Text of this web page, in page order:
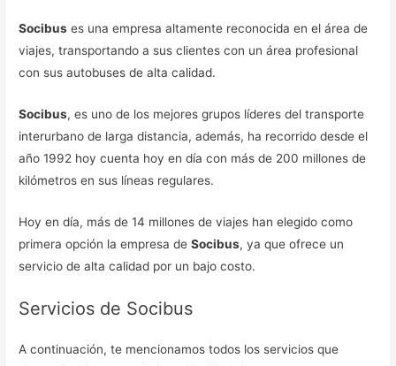
Socibus es una empresa altamente reconocida en el área de
viajes, transportando a sus clientes con un área profesional
con sus autobuses de alta calidad.
Socibus, es uno de los mejores grupos líderes del transporte
interurbano de larga distancia, además, ha recorrido desde el
año 1992 hoy cuenta hoy en día con más de 200 millones de
kilómetros en sus líneas regulares.
Hoy en día, más de 14 millones de viajes han elegido como
primera opción la empresa deSocibus, ya que ofrece un
servicio de alta calidad por un bajo costo.
Servicios de Socibus
A continuación, te mencionamos todos los servicios que